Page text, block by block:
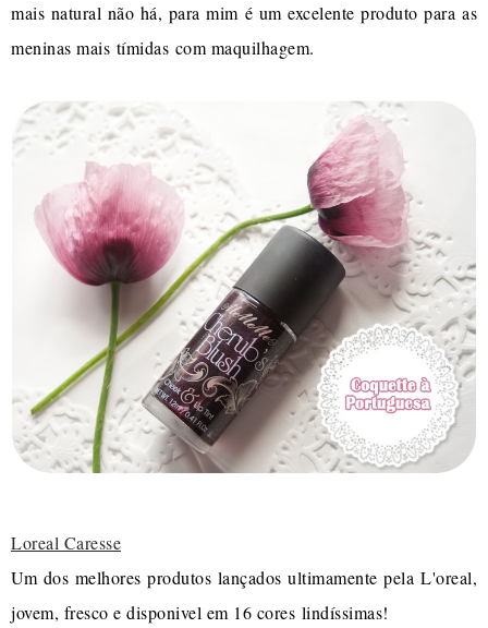
mais natural não há, para mim é um excelente produto para as
meninas mais tímidas com maquilhagem.
Loreal Caresse
Um dos melhores produtos lançados ultimamente pela L'oreal,
jovem, fresco e disponivel em 16 cores lindíssimas!